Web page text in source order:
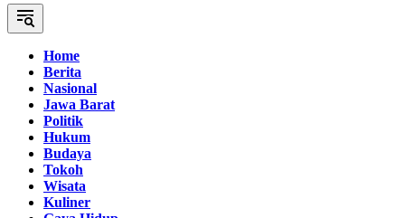
Home
Berita
Nasional
Jawa Barat
Politik
Hukum
Budaya
Tokoh
Wisata
Kuliner